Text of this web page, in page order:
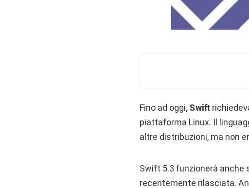
Fino ad oggi, Swift
piattaforma Linux. Il
altre distribuzioni, ma non
Swift 5.3 funzionerà anche
recentemente rilasciata.